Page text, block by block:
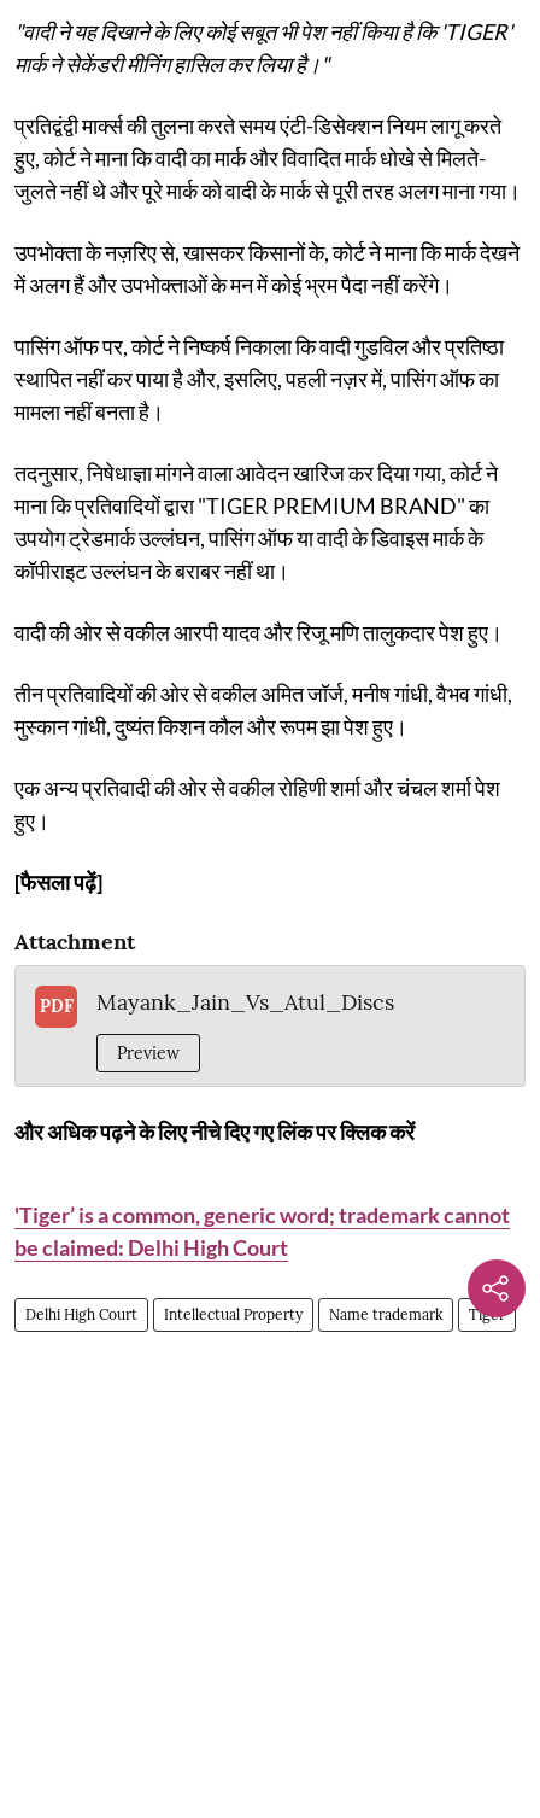
"वादी ने यह दिखाने के लिए कोई सबूत भी पेश नहीं किया है कि 'TIGER'
मार्क ने सेकेंडरी मीनिंग हासिल कर लिया है।"
प्रतिद्वंद्वी मार्क्स की तुलना करते समय एंटी-डिसेक्शन नियम लागू करते
हुए, कोर्ट ने माना कि वादी का मार्क और विवादित मार्क धोखे से मिलते-
जुलते नहीं थे और पूरे मार्क को वादी के मार्क से पूरी तरह अलग माना गया।
उपभोक्ता के नज़रिए से, खासकर किसानों के, कोर्ट ने माना कि मार्क देखने
में अलग हैं और उपभोक्ताओं के मन में कोई भ्रम पैदा नहीं करेंगे।
पासिंग ऑफ पर, कोर्ट ने निष्कर्ष निकाला कि वादी गुडविल और प्रतिष्ठा
स्थापित नहीं कर पाया है और, इसलिए, पहली नज़र में, पासिंग ऑफ का
मामला नहीं बनता है।
तदनुसार, निषेधाज्ञा मांगने वाला आवेदन खारिज कर दिया गया, कोर्ट ने
माना कि प्रतिवादियों द्वारा "TIGER PREMIUM BRAND" का
उपयोग ट्रेडमार्क उल्लंघन, पासिंग ऑफ या वादी के डिवाइस मार्क के
कॉपीराइट उल्लंघन के बराबर नहीं था।
वादी की ओर से वकील आरपी यादव और रिजू मणि तालुकदार पेश हुए।
तीन प्रतिवादियों की ओर से वकील अमित जॉर्ज, मनीष गांधी, वैभव गांधी,
मुस्कान गांधी, दुष्यंत किशन कौल और रूपम झा पेश हुए।
एक अन्य प्रतिवादी की ओर से वकील रोहिणी शर्मा और चंचल शर्मा पेश
हुए।
[फैसला पढ़ें]
Attachment
PDF Mayank_Jain_Vs_Atul_Discs
Preview
और अधिक पढ़ने के लिए नीचे दिए गए लिंक पर क्लिक करें
'Tiger’ is a common, generic word; trademark cannot
be claimed: Delhi High Court
Delhi High Court Intellectual Property Name trademark Tiger